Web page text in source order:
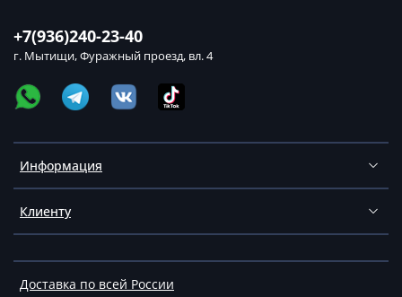
Информация
Клиенту
Доставка по всей России
+7(936)240-23-40
г. Мытищи, Фуражный проезд, вл. 4